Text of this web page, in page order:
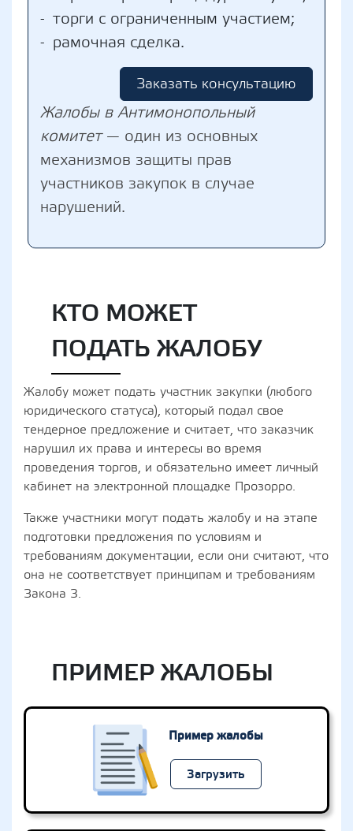
торги с ограниченным участием;
рамочная сделка.
Заказать консультацию
Жалобы в Антимонопольный
комитет— один из основных
механизмов защиты прав
участников закупок в случае
нарушений.
КТО МОЖЕТ
ПОДАТЬ ЖАЛОБУ
Жалобу может подать участник закупки (любого
юридического статуса), который подал свое
тендерное предложение и считает, что заказчик
нарушил их права и интересы во время
проведения торгов, и обязательно имеет личный
кабинет на электронной площадке Прозорро.
Также участники могут подать жалобу и на этапе
подготовки предложения по условиям и
требованиям документации, если они считают, что
она не соответствует принципам и требованиям
Закона 3.
ПРИМЕР ЖАЛОБЫ
Пример жалобы
Загрузить